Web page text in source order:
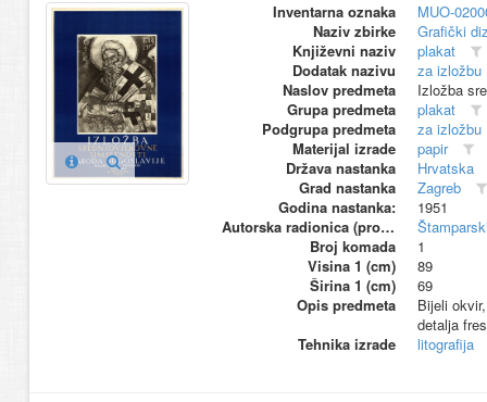
Inventarna oznaka
MUO-
Naziv zbirke
Grafički
Književni naziv
plakat
Dodatak nazivu
za izložbu
Naslov predmeta
Izložba
Grupa predmeta
plakat
Podgrupa predmeta
za izložbu
Materijal izrade
papir
Država nastanka
Hrvatska
Grad nastanka
Zagreb
Godina nastanka:
1951
Autorska radionica (proizvođač)
Broj komada
1
Visina 1 (cm)
89
Širina 1 (cm)
69
Opis predmeta
Bijeli
detalja
Tehnika izrade
litografija